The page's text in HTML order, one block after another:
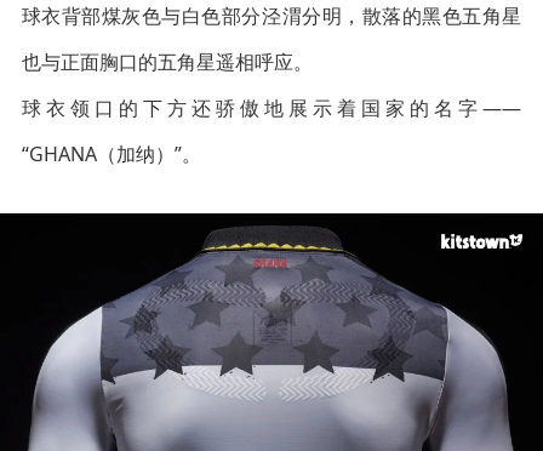
球衣背部煤灰色与白色部分泾渭分明，散落的黑色五角星
也与正面胸口的五角星遥相呼应。
球衣领口的下方还骄傲地展示着国家的名字——
“GHANA（加纳）”。